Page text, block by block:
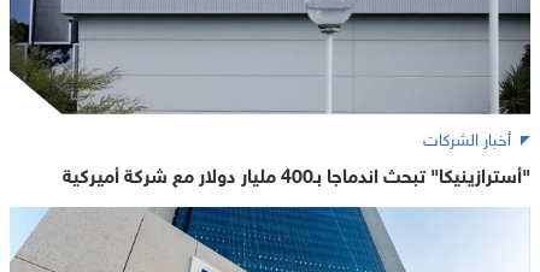
أخبار الشركات
"أسترازينيكا" تبحث اندماجا بـ400 مليار دولار مع شركة أميركية